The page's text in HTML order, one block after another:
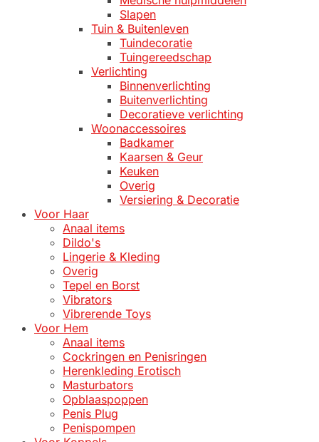
Slapen
Tuin & Buitenleven
Tuindecoratie
Tuingereedschap
Verlichting
Binnenverlichting
Buitenverlichting
Decoratieve verlichting
Woonaccessoires
Badkamer
Kaarsen & Geur
Keuken
Overig
Versiering & Decoratie
Voor Haar
Anaal items
Dildo's
Lingerie & Kleding
Overig
Tepel en Borst
Vibrators
Vibrerende Toys
Voor Hem
Anaal items
Cockringen en Penisringen
Herenkleding Erotisch
Masturbators
Opblaaspoppen
Penis Plug
Penispompen